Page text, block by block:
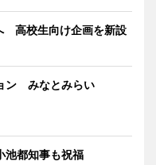
高校生向け企画を新設
ン みなとみらい
都知事も祝福